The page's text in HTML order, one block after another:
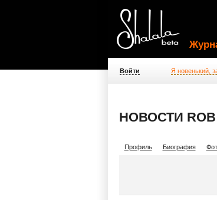
Войти Я новенький,
НОВОСТИ ROB
Профиль Биография